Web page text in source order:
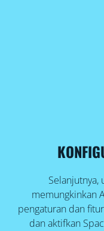
Selanjutnya,
memungkinkan
pengaturan dan
dan aktifkan